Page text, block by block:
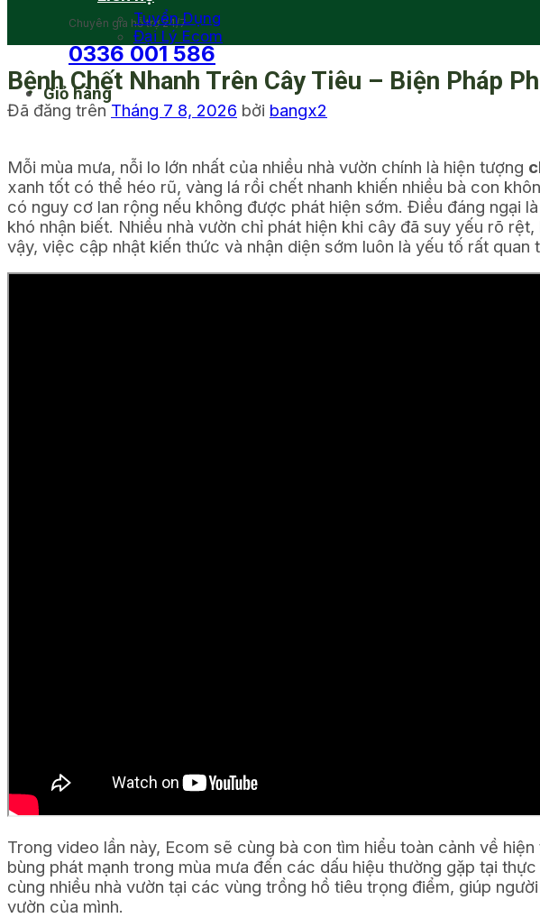
Chuyên gia hỗ trợ 24/7
0336 001 586
Giỏ hàng
Tuyển Dụng
Đại Lý Ecom
Bệnh Chết Nhanh Trên Cây Tiêu – Biện Pháp
Đã đăng trên Tháng 7 8, 2026 bởi bangx2
Mỗi mùa mưa, nỗi lo lớn nhất của nhiều nhà vườn chính là hiện tượng
xanh tốt có thể héo rũ, vàng lá rồi chết nhanh khiến nhiều bà con
có nguy cơ lan rộng nếu không được phát hiện sớm. Điều đáng ngại
khó nhận biết. Nhiều nhà vườn chỉ phát hiện khi cây đã suy yếu rõ
vậy, việc cập nhật kiến thức và nhận diện sớm luôn là yếu tố rất
Trong video lần này, Ecom sẽ cùng bà con tìm hiểu toàn cảnh về hiện
bùng phát mạnh trong mùa mưa đến các dấu hiệu thường gặp tại
cùng nhiều nhà vườn tại các vùng trồng hồ tiêu trọng điểm, giúp
vườn của mình.